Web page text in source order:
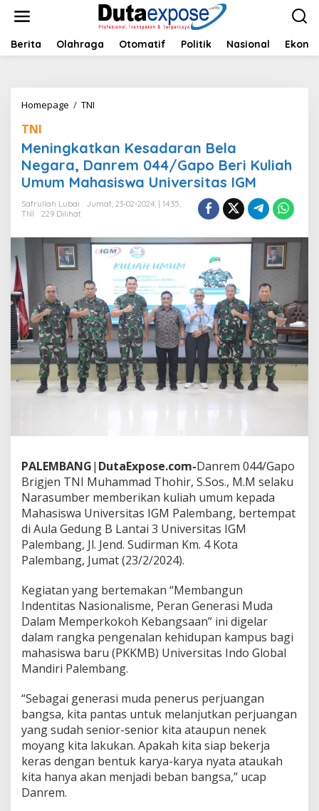
t
Berita Olahraga Otomatif Politik Nasional
Homepage / TNI
i
n
g
k
t
n
s
a
d
a
r
a
n
B
e
a
r
a
,
D
a
n
r
e
0
4
4
G
a
p
B
r
i
K
u
l
i
TNI
Meningkatkan Kesadaran Bela
Negara, Danrem 044/Gapo Beri Kuliah
Umum Mahasiswa Universitas IGM
Safrullah Lubai
Jumat, 23-02-2024, | 14:35,
TNI
229 Dilihat
PALEMBANG| DutaExpose.com-Danrem 044/Gapo
Brigjen TNI Muhammad Thohir, S.Sos., M.M selaku
Narasumber memberikan kuliah umum kepada
Mahasiswa Universitas IGM Palembang, bertempat
di Aula Gedung B Lantai 3 Universitas IGM
Palembang, Jl. Jend. Sudirman Km. 4 Kota
Palembang, Jumat (23/2/2024).
Kegiatan yang bertemakan “Membangun
Indentitas Nasionalisme, Peran Generasi Muda
Dalam Memperkokoh Kebangsaan” ini digelar
dalam rangka pengenalan kehidupan kampus bagi
mahasiswa baru (PKKMB) Universitas Indo Global
Mandiri Palembang.
“Sebagai generasi muda penerus perjuangan
bangsa, kita pantas untuk melanjutkan perjuangan
yang sudah senior-senior kita ataupun nenek
moyang kita lakukan. Apakah kita siap bekerja
keras dengan bentuk karya-karya nyata ataukah
kita hanya akan menjadi beban bangsa,” ucap
Danrem.